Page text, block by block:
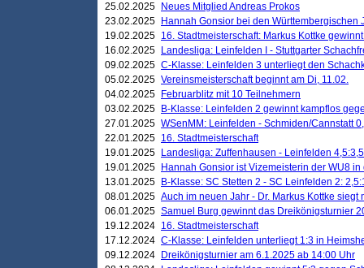
25.02.2025
Neues Mitglied Andreas Prokos
23.02.2025
Hannah Gonsior bei den Württembergischen
19.02.2025 16. Stadtmeisterschaft: Markus Kottke
16.02.2025
Landesliga: Leinfelden I - Stuttgarter
09.02.2025 C-Klasse: Leinfelden 3 unterliegt den
05.02.2025 Vereinsmeisterschaft beginnt am Di, 11.02.
04.02.2025
Februarblitz mit 10 Teilnehmern
03.02.2025
B-Klasse: Leinfelden 2 gewinnt kampflos
27.01.2025 WSenMM: Leinfelden - Schmiden/Cannstatt
22.01.2025 16. Stadtmeisterschaft
19.01.2025
Landesliga: Zuffenhausen - Leinfelden 4,5:3,5
19.01.2025
Hannah Gonsior ist Vizemeisterin der WU8 in
13.01.2025
B-Klasse: SC Stetten 2 - SC Leinfelden 2:
08.01.2025 Auch im neuen Jahr - Dr. Markus Kottke
06.01.2025 Samuel Burg gewinnt das Dreikönigsturnier
19.12.2024 16. Stadtmeisterschaft
17.12.2024 C-Klasse: Leinfelden unterliegt 1:3 in
09.12.2024
Dreikönigsturnier am 6.1.2025 ab 14:00 Uhr